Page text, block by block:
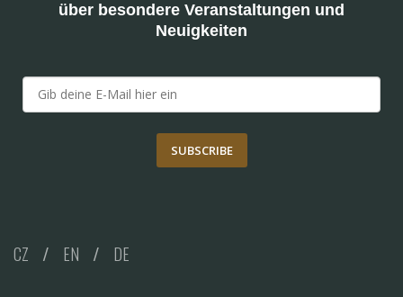
über besondere Veranstaltungen und
Neuigkeiten
SUBSCRIBE
CZ / EN / DE